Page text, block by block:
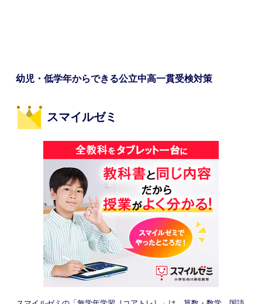
幼児・低学年からできる公立中高一貫受検対策
スマイルゼミ